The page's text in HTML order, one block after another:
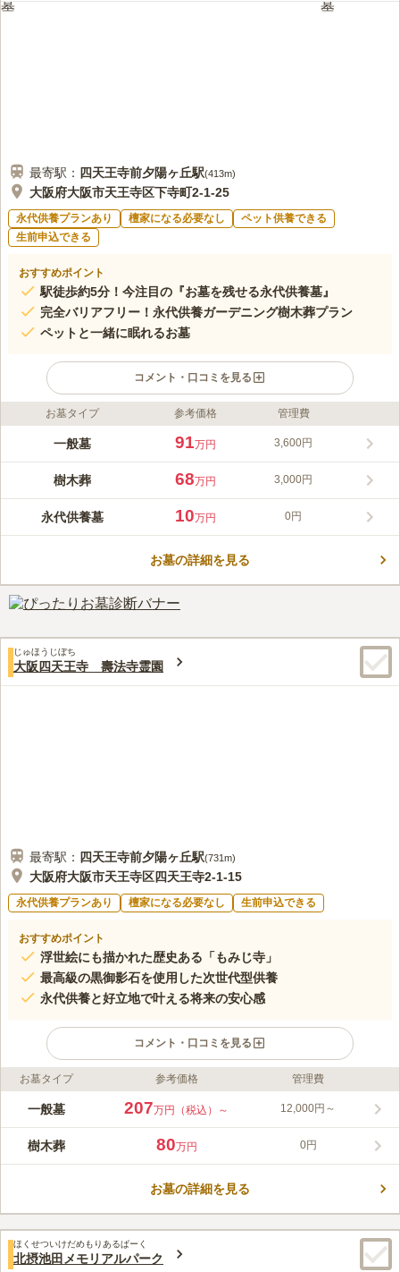
最寄駅： 四天王寺前夕陽ヶ丘駅(413m)
大阪府大阪市天王寺区下寺町2-1-25
永代供養プランあり 檀家になる必要なし
ペット供養できる
生前申込できる
おすすめポイント
駅徒歩約5分！今注目の『お墓を残せる永代供養墓』
完全バリアフリー！永代供養ガーデニング樹木葬プラン
ペットと一緒に眠れるお墓
コメント・口コミを見る
ライフドット編集部のコメント
宗慶寺墓地は、「四天王寺前夕陽ケ丘駅」から徒歩約5分のアク
ガーデニング樹木葬プランの多様な永代供養プランが提供されて
います。全プランにおいて、管理費不要や耐震施工、ペットと一
利用できることから、継承者が不要で安心して利用することがで
きます。
お墓タイプ 参考価格 管理費
一般墓 91万円 3,600円
樹木葬 68万円 3,000円
永代供養墓 10万円 0円
お墓の詳細を見る
じゅほうじぼち
大阪四天王寺 壽法寺霊園
最寄駅： 四天王寺前夕陽ヶ丘駅(731m)
大阪府大阪市天王寺区四天王寺2-1-15
永代供養プランあり 檀家になる必要なし 生前申込できる
おすすめポイント
浮世絵にも描かれた歴史ある「もみじ寺」
最高級の黒御影石を使用した次世代型供養
永代供養と好立地で叶える将来の安心感
コメント・口コミを見る
ライフドット編集部のコメント
開放感のある、近強い山門が迎えてくれる、都市型の寺院墓苑で
いる落ち葉はご利益があるとされています。 穏やかな雰囲気の
寺院墓地です。秋には美しい紅葉を見られます。霊園を管理する
の境内にあるもみじの落ち葉にはご利益があると言われていま
ができます。
みんなの評価
4.3 口コミ4件
40代男性
最寄り駅に法事などで使える食事どころがあるので利用できま
す。申し込みをすれば、お寺で仕出し弁当の食事をすることも可能です。
お寺の回りは閑静な住宅街で静かですし、秋にはお寺の紅葉がとても綺麗
お墓タイプ 参考価格 管理費
一般墓 207万円（税込）～ 12,000円～
樹木葬 80万円 0円
お墓の詳細を見る
ほくせついけだめもりあるぱーく
北摂池田メモリアルパーク